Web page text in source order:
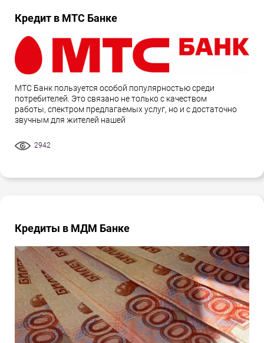
Кредит в МТС Банке
МТС Банк пользуется особой популярностью среди
потребителей. Это связано не только с качеством
работы, спектром предлагаемых услуг, но и с достаточно
звучным для жителей нашей
2942
Кредиты в МДМ Банке